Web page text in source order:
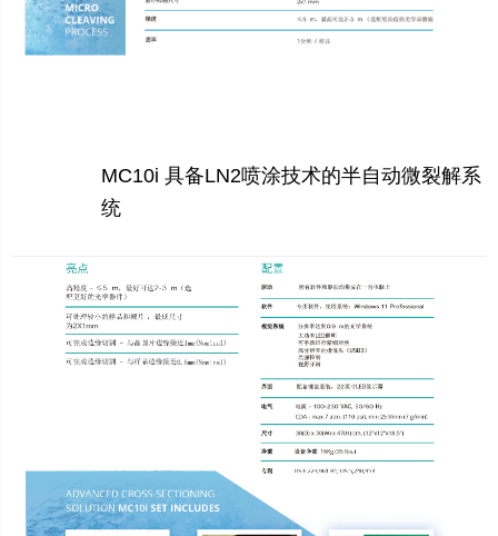
MC10i 具备LN2喷涂技术的半自动微裂解系
统